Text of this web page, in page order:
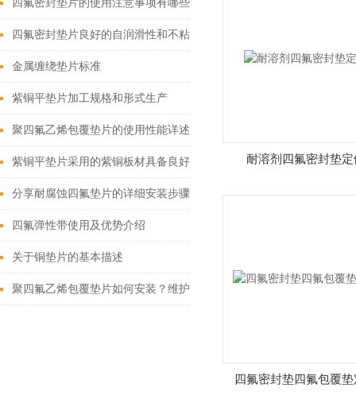
四氟密封垫片的使用注意事项有哪些？
金属缠绕垫片标准
紫铜平垫片加工规格和形式生产
聚四氟乙烯包覆垫片的使用性能详述
分享耐腐蚀四氟垫片的详细安装步骤
四氟弹性带使用及优势介绍
关于铜垫片的基本描述
耐溶剂四氟密封垫定
四氟密封垫四氟包覆